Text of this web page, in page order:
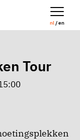
nl/ en
Tour